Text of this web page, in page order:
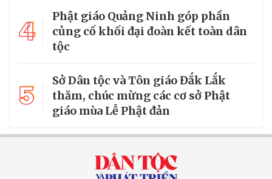
4
Phật giáo Quảng Ninh góp phần
củng cố khối đại đoàn kết toàn dân
tộc
5
Sở Dân tộc và Tôn giáo Đắk Lắk
thăm, chúc mừng các cơ sở Phật
giáo mùa Lễ Phật đản